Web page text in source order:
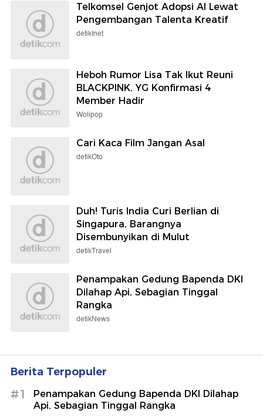
Telkomsel Genjot Adopsi AI Lewat
Pengembangan Talenta Kreatif
detikInet
Heboh Rumor Lisa Tak Ikut Reuni
BLACKPINK, YG Konfirmasi 4
Member Hadir
Wolipop
Cari Kaca Film Jangan Asal
detikOto
Duh! Turis India Curi Berlian di
Singapura, Barangnya
Disembunyikan di Mulut
detikTravel
Penampakan Gedung Bapenda DKI
Dilahap Api, Sebagian Tinggal
Rangka
detikNews
Berita Terpopuler
#1
Penampakan Gedung Bapenda DKI Dilahap
Api, Sebagian Tinggal Rangka